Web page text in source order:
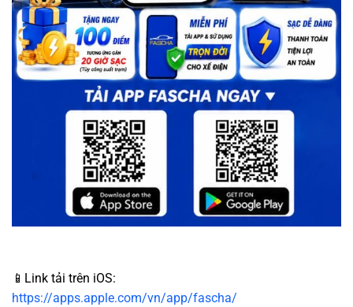
📱Link tải trên iOS:
https://apps.apple.com/vn/app/fascha/